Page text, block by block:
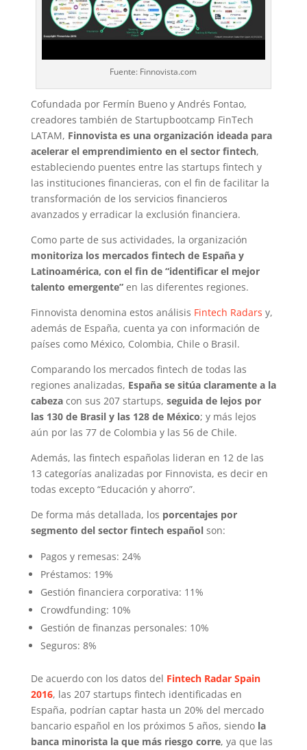
Fuente: Finnovista.com
Cofundada por Fermín Bueno y Andrés Fontao,
creadores también de Startupbootcamp FinTech
LATAM, Finnovista es una organización ideada para
acelerar el emprendimiento en el sector fintech,
estableciendo puentes entre las startups fintech y
las instituciones financieras, con el fin de facilitar la
transformación de los servicios financieros
avanzados y erradicar la exclusión financiera.
Como parte de sus actividades, la organización
monitoriza los mercados fintech de España y
Latinoamérica, con el fin de “identificar el mejor
talento emergente”en las diferentes regiones.
Finnovista denomina estos análisis Fintech Radars y,
además de España, cuenta ya con información de
países como México, Colombia, Chile o Brasil.
Comparando los mercados fintech de todas las
regiones analizadas, España se sitúa claramente a la
cabezacon sus 207 startups, seguida de lejos por
las 130 de Brasil y las 128 de México; y más lejos
aún por las 77 de Colombia y las 56 de Chile.
Además, las fintech españolas lideran en 12 de las
13 categorías analizadas por Finnovista, es decir en
todas excepto “Educación y ahorro”.
De forma más detallada, los porcentajes por
segmento del sector fintech españolson:
Pagos y remesas: 24%
Préstamos: 19%
Gestión financiera corporativa: 11%
Crowdfunding: 10%
Gestión de finanzas personales: 10%
Seguros: 8%
De acuerdo con los datos del Fintech Radar Spain
2016, las 207 startups fintech identificadas en
España, podrían captar hasta un 20% del mercado
bancario español en los próximos 5 años, siendo la
banca minorista la que más riesgo corre, ya que las